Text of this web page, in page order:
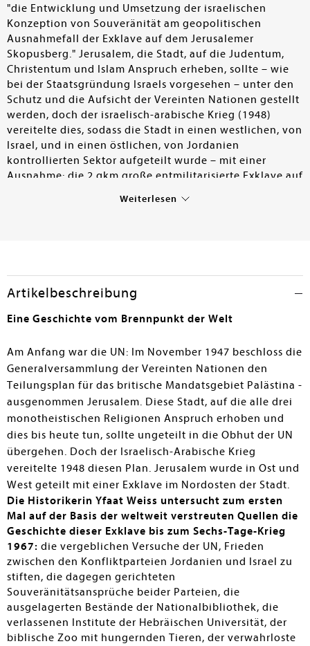
"die Entwicklung und Umsetzung der israelischen
Konzeption von Souveränität am geopolitischen
Ausnahmefall der Exklave auf dem Jerusalemer
Skopusberg." Jerusalem, die Stadt, auf die Judentum,
Christentum und Islam Anspruch erheben, sollte – wie
bei der Staatsgründung Israels vorgesehen – unter den
Schutz und die Aufsicht der Vereinten Nationen gestellt
werden, doch der israelisch-arabische Krieg (1948)
vereitelte dies, sodass die Stadt in einen westlichen, von
Israel, und in einen östlichen, von Jordanien
kontrollierten Sektor aufgeteilt wurde – mit einer
Ausnahme: die 2 qkm große entmilitarisierte Exklave auf
UNO stand. Die von der Autorin ausführlich
in der Vergangenheit und Gegenwart deutlich wird.
Bereits vor der Staatsgründung wurden auf dem
Skopusberg bedeutende Einrichtungen begründet: so
Hospital gelegt, 1925 die Hebräische Universität
gegründet, 1927 der War Cemetary für Gefallene aus
Großbritannien, Australien und Neuseeland gestaltet,
1930 die Nationalbibliothek errichtet und 1934 das
bedeutende Hadassah Krankenhaus eröffnet. Doch die
Situation der in der Exklave eingeschlossenen
Institutionen führte durchwegs zu Spannungen
zwischen Israel, Jordanien und den Kontrollgremien der
UN. Obwohl der von Israel siegreich beendete
Sechstagekrieg (1967) den Exklave-Status auf dem
Skopusberg beendete und Israel seine territorialen
Interessen gegen Ägypten, Syrien und Jordanien
durchsetzen konnte, wurde das Ziel der Ausweitung des
Staatsgebiets weiterverfolgt – nicht nur militärisch,
sondern auch durch eine gezielte Siedlungspolitik. Ein
hochinteressantes, jedoch spezielles Thema! Nur für
große Bestände mit geschichtlich interessiertem
Leserkreis!
Weiterlesen
Artikelbeschreibung
Eine Geschichte vom Brennpunkt der Welt
Am Anfang war die UN: Im November 1947 beschloss die
Generalversammlung der Vereinten Nationen den
Teilungsplan für das britische Mandatsgebiet Palästina -
ausgenommen Jerusalem. Diese Stadt, auf die alle drei
monotheistischen Religionen Anspruch erhoben und
dies bis heute tun, sollte ungeteilt in die Obhut der UN
übergehen. Doch der Israelisch-Arabische Krieg
vereitelte 1948 diesen Plan. Jerusalem wurde in Ost und
West geteilt mit einer Exklave im Nordosten der Stadt.
Die Historikerin Yfaat Weiss untersucht zum ersten
Mal auf der Basis der weltweit verstreuten Quellen die
Geschichte dieser Exklave bis zum Sechs-Tage-Krieg
1967: die vergeblichen Versuche der UN, Frieden
zwischen den Konfliktparteien Jordanien und Israel zu
stiften, die dagegen gerichteten
Souveränitätsansprüche beider Parteien, die
ausgelagerten Bestände der Nationalbibliothek, die
verlassenen Institute der Hebräischen Universität, der
biblische Zoo mit hungernden Tieren, der verwahrloste